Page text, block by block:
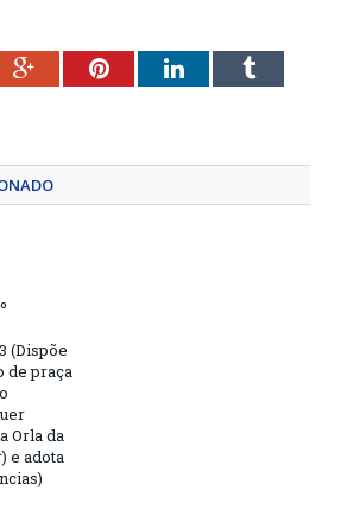
Google+PinterestLinkedInTumblr
(Dispõe
de praça
Orla da
e adota